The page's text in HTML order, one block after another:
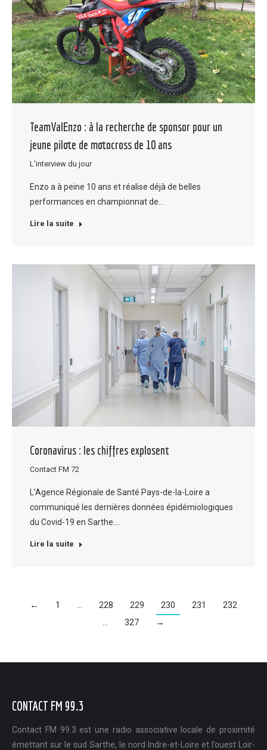
TeamValEnzo : à la recherche de sponsor pour un
jeune pilote de motocross de 10 ans
L'interview du jour
Enzo a à peine 10 ans et réalise déjà de belles
performances en championnat de…
Lire la suite
Coronavirus : les chiffres explosent
Contact FM 72
L’Agence Régionale de Santé Pays-de-la-Loire a
communiqué les dernières données épidémiologiques
du Covid-19 en Sarthe.…
Lire la suite
← 1 … 228 229 230 231
232
…
327 →
CONTACT FM 99.3
Contact FM 99.3 est une radio associative locale de proximité
émettant sur le sud Sarthe, le nord Indre-et-Loire et l’ouest Loir-